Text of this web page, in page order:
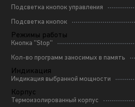
Подсветка кнопок управления
Подсветка кнопок
Режимы работы
Кнопка ''Stop''
Кол-во программ заносимых в память
Индикация
Индикация выбранной мощности
Корпус
Термоизолированный корпус